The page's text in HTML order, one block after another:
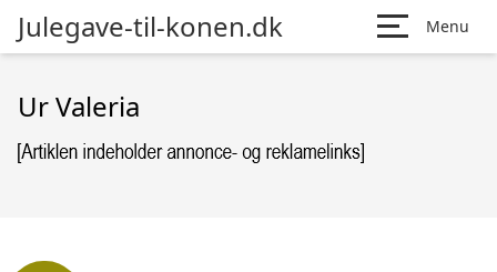
Julegave-til-konen.dk Menu
Ur Valeria